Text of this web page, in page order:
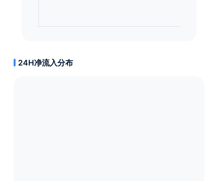
24H净流入分布